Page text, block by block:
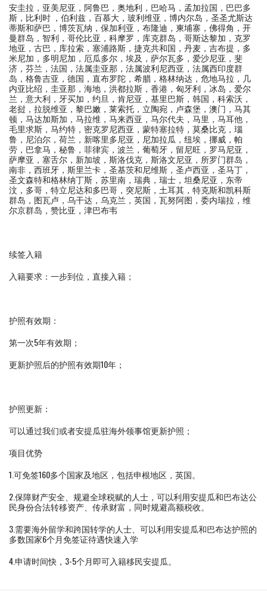
安圭拉，亚美尼亚，阿鲁巴，奥地利，巴哈马，孟加拉国，巴巴多
斯，比利时 ，伯利兹，百慕大，玻利维亚，博内尔岛，圣圣尤斯达
蒂斯和萨巴，博茨瓦纳，保加利亚，布隆迪，柬埔寨，佛得角，开
曼群岛，智利，哥伦比亚，科摩罗，库克群岛，哥斯达黎加，克罗
地亚，古巴，库拉索，塞浦路斯，捷克共和国，丹麦，吉布提，多
米尼加，多明尼加，厄瓜多尔，埃及，萨尔瓦多，爱沙尼亚，斐
济，芬兰，法国，法属圭亚那，法属波利尼西亚，法属西印度群
岛，格鲁吉亚，德国，直布罗陀，希腊，格林纳达，危地马拉，几
内亚比绍，圭亚那，海地，洪都拉斯，香港，匈牙利，冰岛，爱尔
兰，意大利，牙买加，约旦，肯尼亚，基里巴斯，韩国，科索沃，
老挝，拉脱维亚，黎巴嫩，莱索托，立陶宛，卢森堡，澳门，马其
顿，马达加斯加，马拉维，马来西亚，马尔代夫，马里，马耳他，
毛里求斯，马约特，密克罗尼西亚，蒙特塞拉特，莫桑比克，瑙
鲁，尼泊尔，荷兰，新喀里多尼亚，尼加拉瓜，纽埃，挪威，帕
劳，巴拿马，秘鲁，菲律宾，波兰，葡萄牙，留尼旺，罗马尼亚，
萨摩亚，塞舌尔，新加坡，斯洛伐克，斯洛文尼亚，所罗门群岛，
南非，西班牙，斯里兰卡，圣基茨和尼维斯，圣卢西亚，圣马丁，
圣文森特和格林纳丁斯，苏里南，瑞典，瑞士，坦桑尼亚，东帝
汶，多哥，特立尼达和多巴哥，突尼斯，土耳其，特克斯和凯科斯
群岛，图瓦卢，乌干达，乌克兰，英国，瓦努阿图，委内瑞拉，维
尔京群岛，赞比亚，津巴布韦
续签入籍
入籍要求：一步到位，直接入籍；
护照有效期：
第一次5年有效期；
更新护照后的护照有效期10年；
护照更新：
可以通过我们或者安提瓜驻海外领事馆更新护照；
项目优势
1.可免签160多个国家及地区，包括申根地区，英国。
2.保障财产安全、规避全球税赋的人士，可以利用安提瓜和巴布达公
民身份合法转移资产、传承财富，同时规避高额税收。
3.需要海外留学和跨国转学的人士、可以利用安提瓜和巴布达护照的
多数国家6个月免签证待遇快速入学
4.申请时间快，3-5个月即可入籍移民安提瓜。